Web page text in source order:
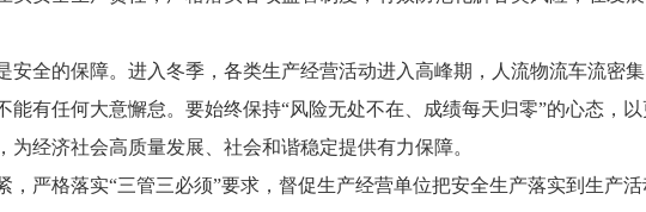
安全的保障。进入冬季，各类生产经营活动进入高峰期，人流物流车流密
能有任何大意懈怠。要始终保持“风险无处不在、成绩每天归零”的心态，
经济社会高质量发展、社会和谐稳定提供有力保障。
，严格落实“三管三必须”要求，督促生产经营单位把安全生产落实到生产